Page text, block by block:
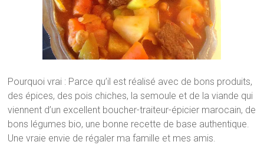
Pourquoi vrai : Parce qu’il est réalisé avec de bons produits,
des épices, des pois chiches, la semoule et de la viande qui
viennent d’un excellent boucher-traiteur-épicier marocain, de
bons légumes bio, une bonne recette de base authentique.
Une vraie envie de régaler ma famille et mes amis.